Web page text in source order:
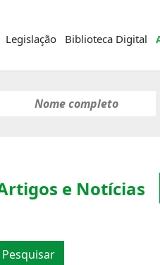
Legislação Biblioteca Digital
Pesquisar
e Notícias